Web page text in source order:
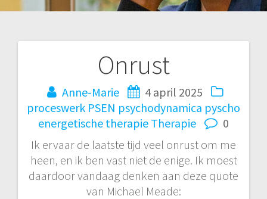
Onrust
Anne-Marie
4 april 2025
proceswerk PSEN psychodynamica pyscho
energetische therapie Therapie
0
Ik ervaar de laatste tijd veel onrust om me
heen, en ik ben vast niet de enige. Ik moest
daardoor vandaag denken aan deze quote
van Michael Meade:
navigatie